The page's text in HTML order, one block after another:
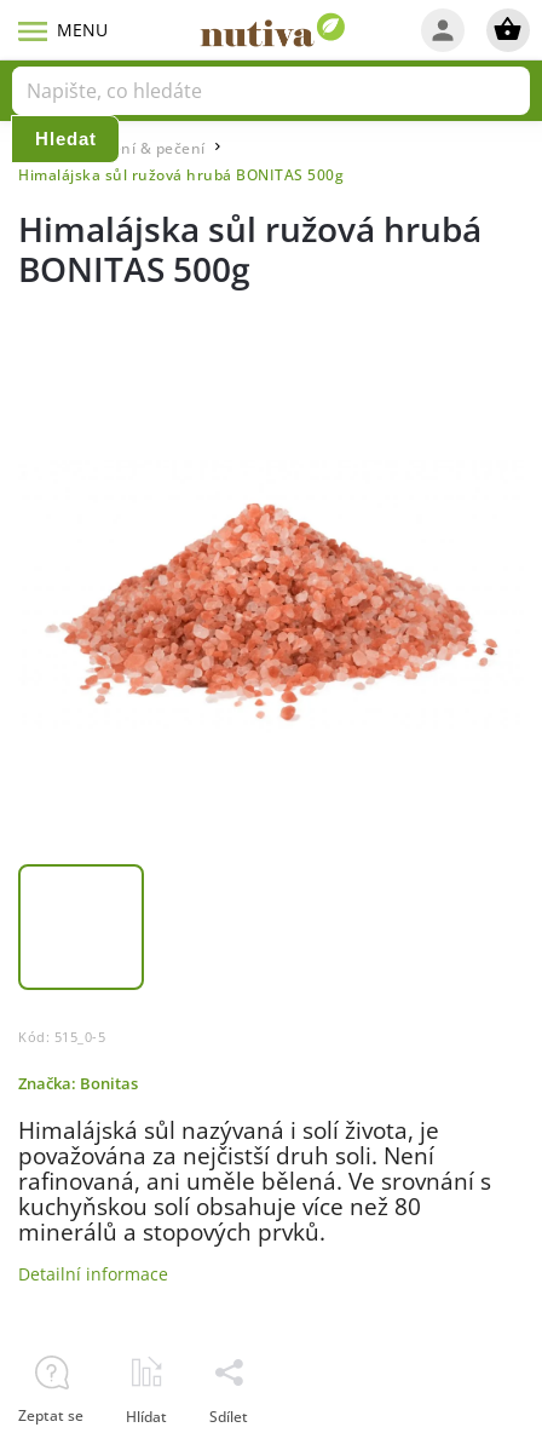
Hledat
Domů / Vaření & pečení
Himalájska sůl ružová hrubá BONITAS 500g
Himalájska sůl ružová hrubá
BONITAS 500g
Kód: 515_0-5
Značka: Bonitas
Himalájská sůl nazývaná i solí života, je
považována za nejčistší druh soli. Není
rafinovaná, ani uměle bělená. Ve srovnání s
kuchyňskou solí obsahuje více než 80
minerálů a stopových prvků.
Detailní informace
Zeptat se Hlídat Sdílet